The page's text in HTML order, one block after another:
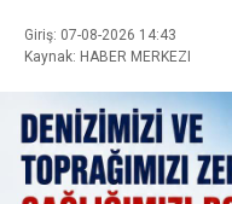
Giriş: 07-08-2026 14:43
Kaynak: HABER MERKEZI